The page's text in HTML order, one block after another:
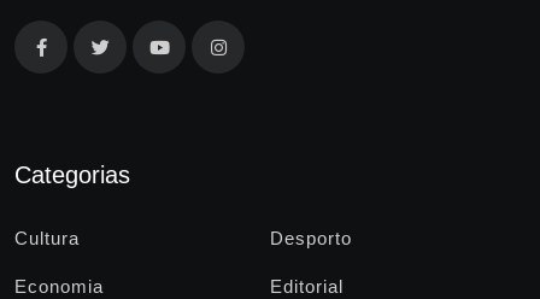
Categorias
Cultura Desporto
Economia Editorial